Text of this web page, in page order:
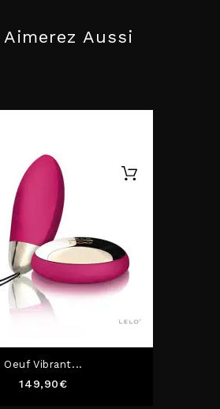
Aussi
Oeuf Vibrant...
149,90€Prix